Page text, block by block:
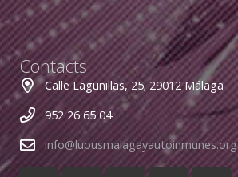
Contacts
Calle Lagunillas, 25; 29012 Málaga
952 26 65 04
info@lupusmalagayautoinmunes.org